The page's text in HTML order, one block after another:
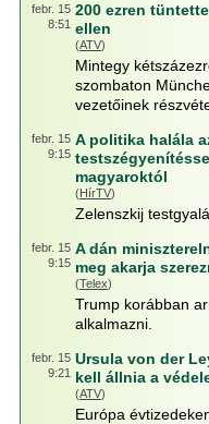
febr. 15
8:51
200 ezren
ellen
(ATV)
Mintegy
szombaton
vezetőinek
febr. 15
9:15
A politika halála
magyaroktól
(HírTV)
Zelenszkij
febr. 15
9:15
A dán
meg akarja
(Telex)
Trump korábban
alkalmazni.
febr. 15
9:21
Ursula von der
kell állnia a
(ATV)
Európa